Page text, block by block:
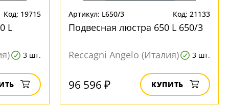
Код: 19715
L
3 шт.
Артикул: L650/3 Код: 21133
Подвесная люстра 650 L 650/3
Reccagni Angelo (Италия) 3 шт.
96 596 ₽ КУПИТЬ